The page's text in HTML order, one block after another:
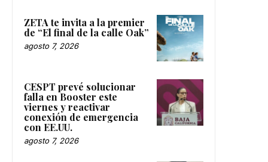
ZETA te invita a la premier
de “El final de la calle Oak”
agosto 7, 2026
CESPT prevé solucionar
falla en Booster este
viernes y reactivar
conexión de emergencia
con EE.UU.
agosto 7, 2026